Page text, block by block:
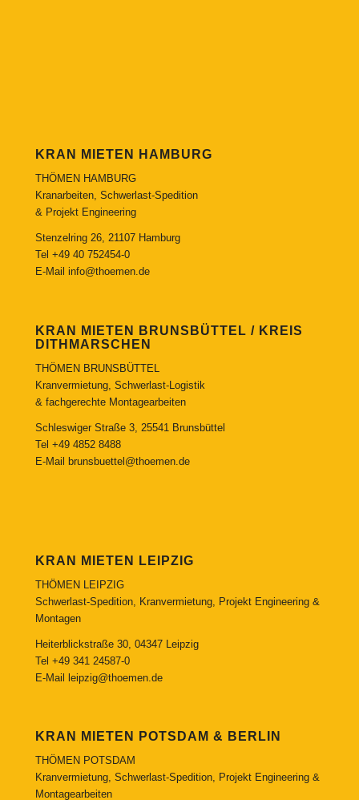
KRAN MIETEN HAMBURG
THÖMEN HAMBURG
Kranarbeiten, Schwerlast-Spedition
& Projekt Engineering
Stenzelring 26, 21107 Hamburg
Tel +49 40 752454-0
E-Mail info@thoemen.de
KRAN MIETEN BRUNSBÜTTEL / KREIS
DITHMARSCHEN
THÖMEN BRUNSBÜTTEL
Kranvermietung, Schwerlast-Logistik
& fachgerechte Montagearbeiten
Schleswiger Straße 3, 25541 Brunsbüttel
Tel +49 4852 8488
E-Mail
brunsbuettel@thoemen.de
KRAN MIETEN LEIPZIG
THÖMEN LEIPZIG
Schwerlast-Spedition, Kranvermietung, Projekt Engineering &
Montagen
Heiterblickstraße 30, 04347 Leipzig
Tel +49 341 24587-0
E-Mail leipzig@thoemen.de
KRAN MIETEN POTSDAM & BERLIN
THÖMEN POTSDAM
Kranvermietung, Schwerlast-Spedition, Projekt Engineering &
Montagearbeiten